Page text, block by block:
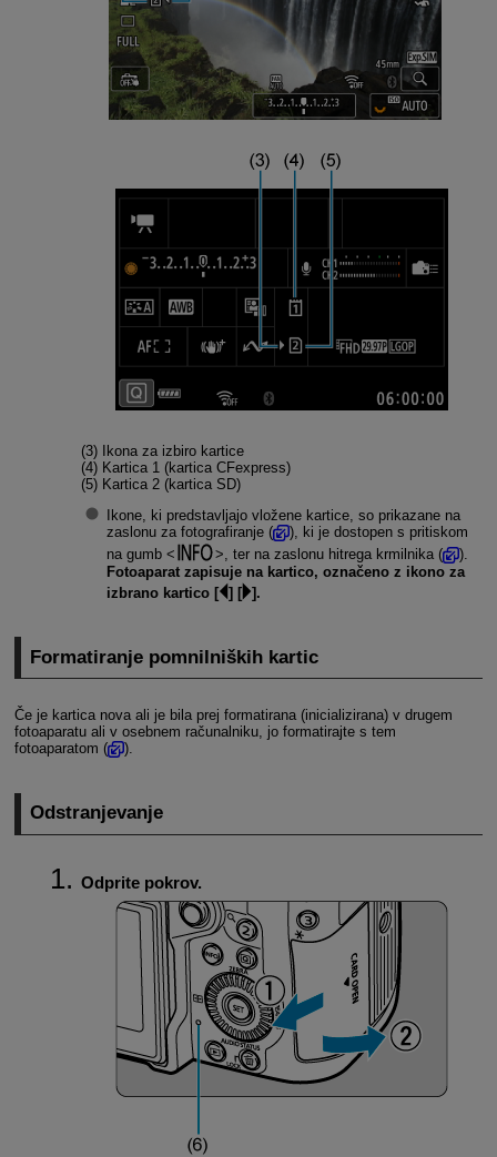
(3) Ikona za izbiro kartice
(4) Kartica 1 (kartica CFexpress)
(5) Kartica 2 (kartica SD)
Ikone, ki predstavljajo vložene kartice, so prikazane na
zaslonu za fotografiranje (
), ki je dostopen s pritiskom
na gumb
, ter na zaslonu hitrega krmilnika (
).
Fotoaparat zapisuje na kartico, označeno z ikono za
izbrano kartico [
] [ ].
Formatiranje pomnilniških kartic
Če je kartica nova ali je bila prej formatirana (inicializirana) v drugem
fotoaparatu ali v osebnem računalniku, jo formatirajte s tem
fotoaparatom (
).
Odstranjevanje
Odprite pokrov.